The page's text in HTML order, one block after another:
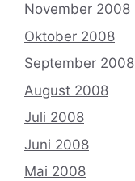
November 2008
Oktober 2008
September 2008
August 2008
Juli 2008
Juni 2008
Mai 2008